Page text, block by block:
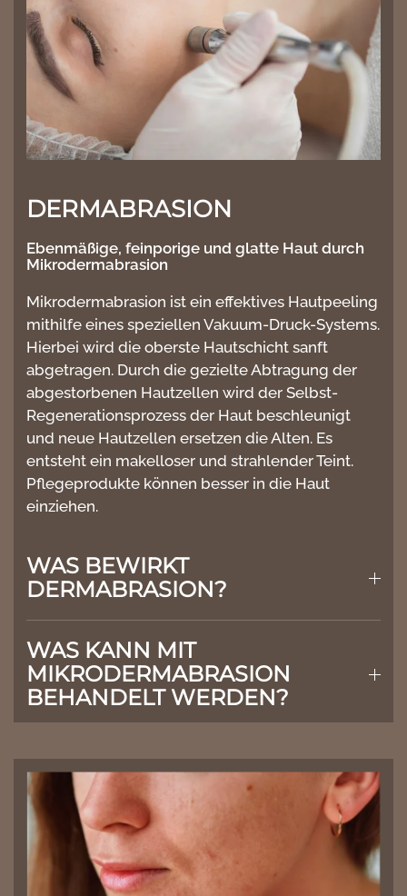
DERMABRASION
Ebenmäßige, feinporige und glatte Haut durch
Mikrodermabrasion
Mikrodermabrasion ist ein effektives Hautpeeling
mithilfe eines speziellen Vakuum-Druck-Systems.
Hierbei wird die oberste Hautschicht sanft
abgetragen. Durch die gezielte Abtragung der
abgestorbenen Hautzellen wird der Selbst-
Regenerationsprozess der Haut beschleunigt
und neue Hautzellen ersetzen die Alten. Es
entsteht ein makelloser und strahlender Teint.
Pflegeprodukte können besser in die Haut
einziehen.
WAS BEWIRKT
DERMABRASION?
WAS KANN MIT
MIKRODERMABRASION
BEHANDELT WERDEN?